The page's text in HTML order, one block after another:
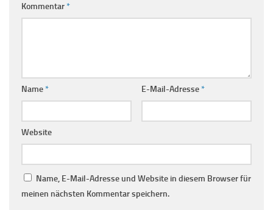
Kommentar*
Name* E-Mail-Adresse*
Website
Name, E-Mail-Adresse und Website in diesem Browser für
meinen nächsten Kommentar speichern.